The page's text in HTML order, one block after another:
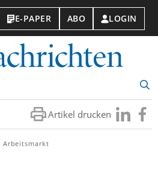
E-PAPER ABO LOGIN
Artikel drucken Besuchen
Sie
Sie
Arbeitsmarkt